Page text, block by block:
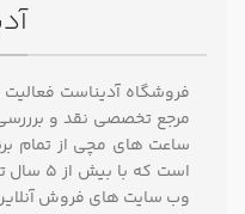
مرجع تخصصی نقد و
است که
وب سایت های فروش